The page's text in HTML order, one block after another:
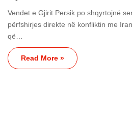
Vendet e Gjirit Persik po shqyrtojnë
përfshirjes direkte në konfliktin me
që…
Read More »